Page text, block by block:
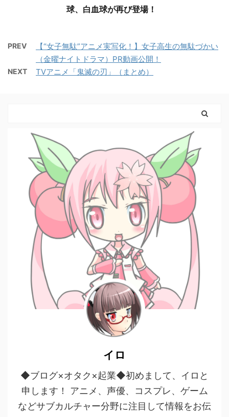
球、白血球が再び登場！
PREV
【“女子無駄”アニメ実写化！】女子高生の無駄づかい
（金曜ナイトドラマ）PR動画公開！
NEXT TVアニメ「鬼滅の刃」（まとめ）
イロ
◆ブログ×オタク×起業◆初めまして、イロと
申します！ アニメ、声優、コスプレ、ゲーム
などサブカルチャー分野に注目して情報をお伝